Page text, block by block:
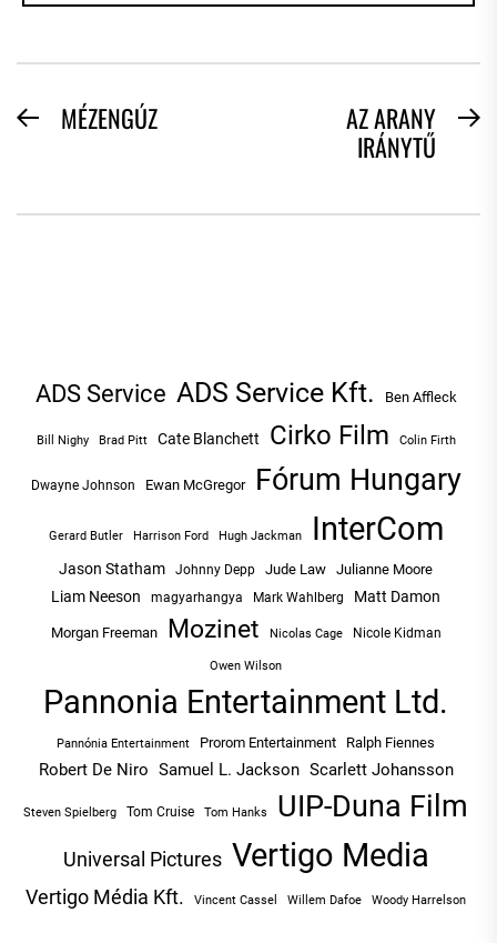
BEJEGYZÉS
PreviousMÉZENGÚZ
AZ ARANY
IRÁNYTŰ
ADS Service ADS Service Kft. Ben Affleck
Bill Nighy Brad Pitt Cate Blanchett Cirko Film Colin Firth
Dwayne Johnson Ewan McGregor Fórum Hungary
Gerard Butler Harrison Ford Hugh Jackman InterCom
Jason Statham Johnny Depp Jude Law Julianne Moore
Liam Neeson magyarhangya Mark Wahlberg Matt Damon
Morgan Freeman Mozinet Nicolas Cage Nicole Kidman
Owen Wilson
Pannonia Entertainment Ltd.
Pannónia Entertainment Prorom Entertainment Ralph Fiennes
Robert De Niro Samuel L. Jackson Scarlett Johansson
Steven Spielberg Tom Cruise Tom Hanks UIP-Duna Film
Universal Pictures Vertigo Media
Vertigo Média Kft. Vincent Cassel Willem Dafoe Woody Harrelson